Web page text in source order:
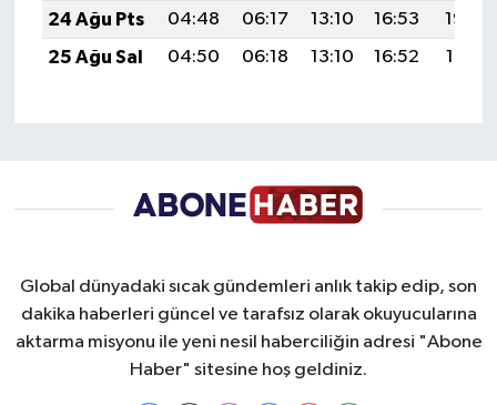
24 Ağu Pts
04:48 06:17 13:10 16:53
19:53
25 Ağu Sal
04:50 06:18 13:10 16:52 19:51
Global dünyadaki sıcak gündemleri anlık takip edip, son
dakika haberleri güncel ve tarafsız olarak okuyucularına
aktarma misyonu ile yeni nesil haberciliğin adresi "Abone
Haber" sitesine hoş geldiniz.